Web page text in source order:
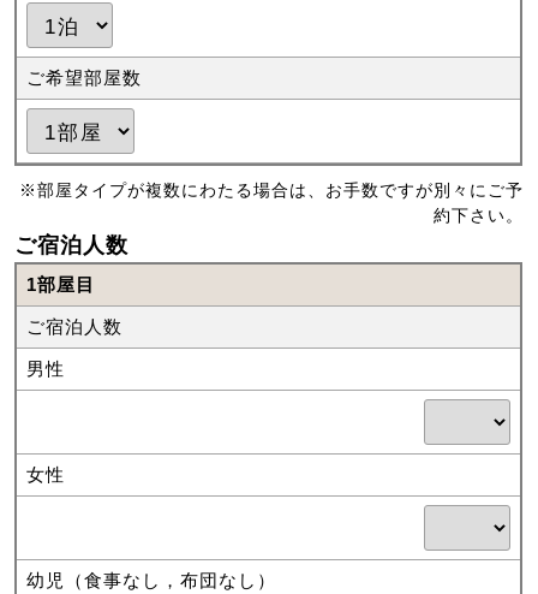
ご希望部屋数
※部屋タイプが複数にわたる場合は、お手数ですが別々にご予
約下さい。
ご宿泊人数
1部屋目
ご宿泊人数
男性
女性
幼児（食事なし，布団なし）